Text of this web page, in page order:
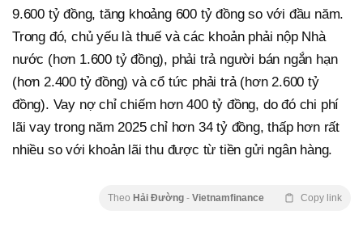
9.600 tỷ đồng, tăng khoảng 600 tỷ đồng so với đầu năm.
Trong đó, chủ yếu là thuế và các khoản phải nộp Nhà
nước (hơn 1.600 tỷ đồng), phải trả người bán ngắn hạn
(hơn 2.400 tỷ đồng) và cổ tức phải trả (hơn 2.600 tỷ
đồng). Vay nợ chỉ chiếm hơn 400 tỷ đồng, do đó chi phí
lãi vay trong năm 2025 chỉ hơn 34 tỷ đồng, thấp hơn rất
nhiều so với khoản lãi thu được từ tiền gửi ngân hàng.
Theo Hải Đường - Vietnamfinance Copy link